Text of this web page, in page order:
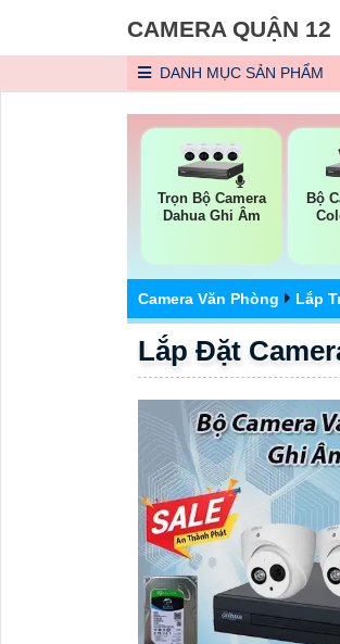
CAMERA QUẬN 12
DANH MỤC SẢN PHẨM
Trọn Bộ Camera
Dahua Ghi Âm
Bộ
Camera Văn Phòng Lắp
Lắp Đặt